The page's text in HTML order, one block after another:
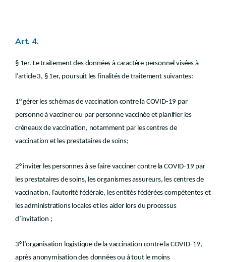
Art. 4.
§ 1er. Le traitement des données à caractère personnel visées à
l’article 3, § 1er, poursuit les finalités de traitement suivantes:
1° gérer les schémas de vaccination contre la COVID-19 par
personne à vacciner ou par personne vaccinée et planifier les
créneaux de vaccination, notamment par les centres de
vaccination et les prestataires de soins;
2° inviter les personnes à se faire vacciner contre la COVID-19 par
les prestataires de soins, les organismes assureurs, les centres de
vaccination, l’autorité fédérale, les entités fédérées compétentes et
les administrations locales et les aider lors du processus
d’invitation ;
3° l’organisation logistique de la vaccination contre la COVID-19,
après anonymisation des données ou à tout le moins